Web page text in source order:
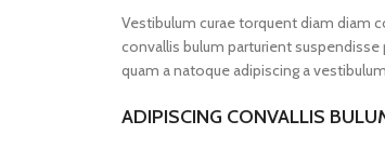
Vestibulum curae torquent diam diam
convallis bulum parturient
quam a natoque adipiscing a
ADIPISCING CONVALLIS